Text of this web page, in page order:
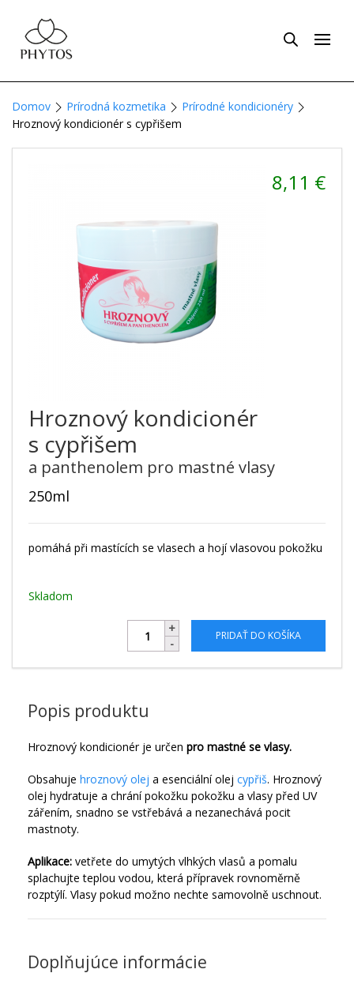
Domov Prírodná kozmetika
Prírodné kondicionéry
Hroznový kondicionér s cypřišem
Hroznový kondicionér
s cypřišem
a panthenolem pro mastné vlasy
250ml
pomáhá při mastících se vlasech a hojí vlasovou pokožku
8,11 €
Skladom
PRIDAŤ DO KOŠÍKA
Popis produktu
Hroznový kondicionér je určen pro mastné se vlasy.
Obsahuje hroznový olej a esenciální olej cypřiš. Hroznový
olej hydratuje a chrání pokožku pokožku a vlasy před UV
zářením, snadno se vstřebává a nezanechává pocit
mastnoty.
Aplikace: vetřete do umytých vlhkých vlasů a pomalu
splachujte teplou vodou, která přípravek rovnoměrně
rozptýlí. Vlasy pokud možno nechte samovolně uschnout.
Doplňujúce informácie